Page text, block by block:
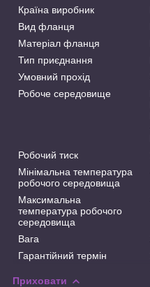
Країна виробник
Вид фланця
Матеріал фланця
Тип приєднання
Умовний прохід
Робоче середовище
Робочий тиск
Мінімальна температура
робочого середовища
Максимальна
температура робочого
середовища
Вага
Гарантійний термін
Приховати